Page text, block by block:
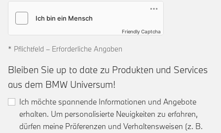
Friendly Captcha
* Pflichtfeld – Erforderliche Angaben
Bleiben Sie up to date zu Produkten und Services
aus dem BMW Universum!
Ich möchte spannende Informationen und Angebote
erhalten. Um personalisierte Neuigkeiten zu erfahren,
dürfen meine Präferenzen und Verhaltensweisen (z. B.